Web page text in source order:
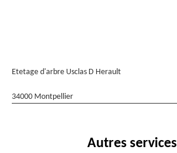
Etetage d'arbre Usclas D Herault
34000 Montpellier
Autres services